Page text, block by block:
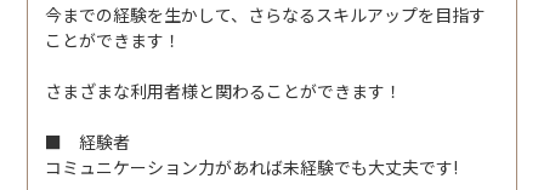
今までの経験を生かして、さらなるスキルアップを目指す
ことができます！
さまざまな利用者様と関わることができます！
■ 経験者
コミュニケーション力があれば未経験でも大丈夫です!